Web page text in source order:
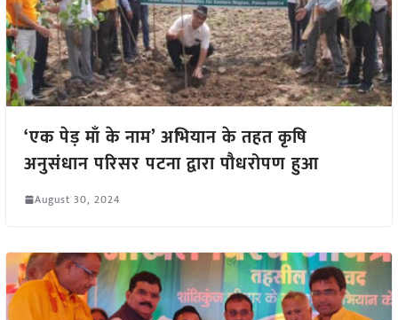
‘एक पेड़ माँ के नाम’ अभियान के तहत कृषि
अनुसंधान परिसर पटना द्वारा पौधरोपण हुआ
August 30, 2024